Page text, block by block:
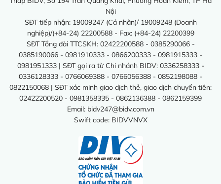
Nội
SĐT tiếp nhận: 19009247 (Cá nhân)/ 19009248 (Doanh
nghiệp)/(+84-24) 22200588 - Fax: (+84-24) 22200399
SĐT Tổng đài TTCSKH: 02422200588 - 0385290066 -
0385190066 - 0981910333 - 0866200333 - 0981915333 -
0981951333 | SĐT gọi ra từ Chi nhánh BIDV: 0336258333 -
0336128333 - 0766069388 - 0766056388 - 0852198088 -
0822150068 | SĐT xác minh giao dịch thẻ, giao dịch chuyển tiền:
02422200520 - 0981358335 - 0862136388 - 0862159399
Email: bidv247@bidv.com.vn
Swift code: BIDVVNVX